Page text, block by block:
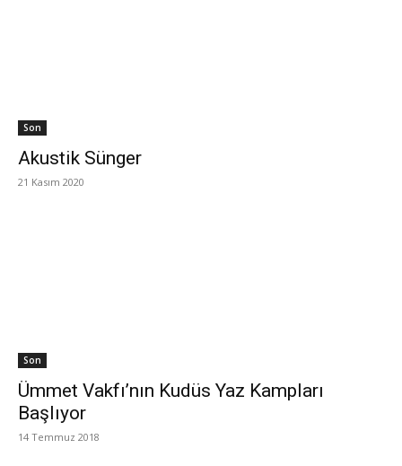
Son
Akustik Sünger
21 Kasım 2020
Son
Ümmet Vakfı’nın Kudüs Yaz Kampları
Başlıyor
14 Temmuz 2018